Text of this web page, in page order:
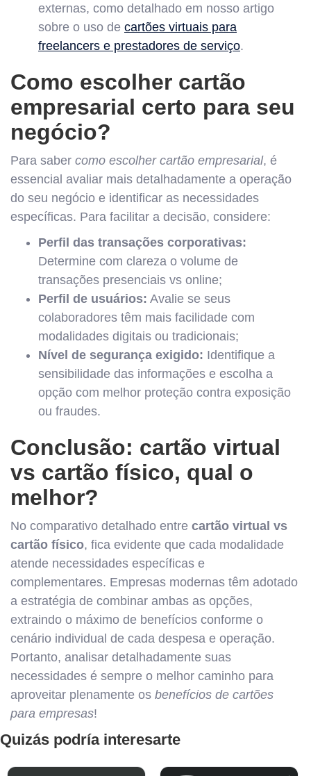
externas, como detalhado em nosso artigo
sobre o uso de cartões virtuais para
freelancers e prestadores de serviço.
Como escolher cartão
empresarial certo para seu
negócio?
Para saber como escolher cartão empresarial, é
essencial avaliar mais detalhadamente a operação
do seu negócio e identificar as necessidades
específicas. Para facilitar a decisão, considere:
Perfil das transações corporativas:
Determine com clareza o volume de
transações presenciais vs online;
Perfil de usuários: Avalie se seus
colaboradores têm mais facilidade com
modalidades digitais ou tradicionais;
Nível de segurança exigido: Identifique a
sensibilidade das informações e escolha a
opção com melhor proteção contra exposição
ou fraudes.
Conclusão: cartão virtual
vs cartão físico, qual o
melhor?
No comparativo detalhado entre cartão virtual vs
cartão físico, fica evidente que cada modalidade
atende necessidades específicas e
complementares. Empresas modernas têm adotado
a estratégia de combinar ambas as opções,
extraindo o máximo de benefícios conforme o
cenário individual de cada despesa e operação.
Portanto, analisar detalhadamente suas
necessidades é sempre o melhor caminho para
aproveitar plenamente os benefícios de cartões
para empresas!
Quizás podría interesarte